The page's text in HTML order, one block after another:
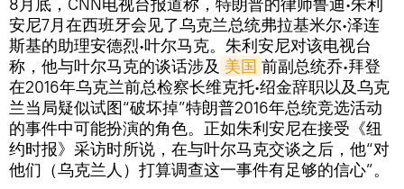
8月底，CNN电视台报道称，特朗普的律师鲁迪∙朱利
安尼7月在西班牙会见了乌克兰总统弗拉基米尔∙泽连
斯基的助理安德烈∙叶尔马克。朱利安尼对该电视台
称，他与叶尔马克的谈话涉及 美国 前副总统乔∙拜登
在2016年乌克兰前总检察长维克托∙绍金辞职以及乌克
兰当局疑似试图“破坏掉”特朗普2016年总统竞选活动
的事件中可能扮演的角色。正如朱利安尼在接受《纽
约时报》采访时所说，在与叶尔马克交谈之后，他“对
他们（乌克兰人）打算调查这一事件有足够的信心”。